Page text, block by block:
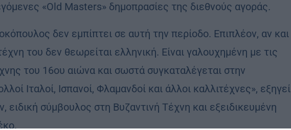
«Old Masters» δημοπρασίες της διεθνούς αγοράς.
δεν εμπίπτει σε αυτή την περίοδο. Επιπλέον, αν και
του δεν θεωρείται ελληνική. Είναι γαλουχημένη με τις
του 16ου αιώνα και σωστά συγκαταλέγεται στην
Ιταλοί, Ισπανοί, Φλαμανδοί και άλλοι καλλιτέχνες», εξηγεί
ειδική σύμβουλος στη Βυζαντινή Τέχνη και εξειδικευμένη